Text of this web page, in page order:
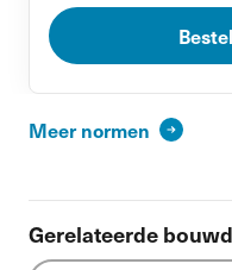
Meer normen
Gerelateerde